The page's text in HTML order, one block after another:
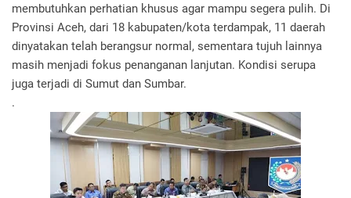
membutuhkan perhatian khusus agar mampu segera pulih. Di
Provinsi Aceh, dari 18 kabupaten/kota terdampak, 11 daerah
dinyatakan telah berangsur normal, sementara tujuh lainnya
masih menjadi fokus penanganan lanjutan. Kondisi serupa
juga terjadi di Sumut dan Sumbar.
.